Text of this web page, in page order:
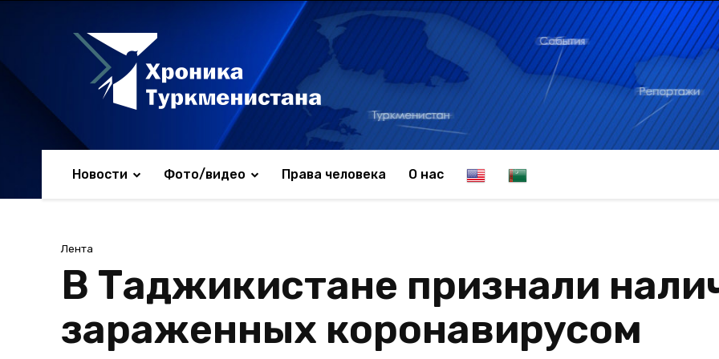
Новости Фото/видео Права человека О нас E
l
T
k
Лента
В Таджикистане признали
зараженных коронавирусом